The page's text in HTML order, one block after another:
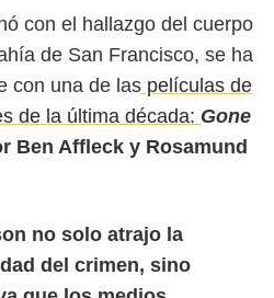
con el hallazgo del cuerpo
de San Francisco, se ha
con una de las películas de
de la última década: Gone
Ben Affleck y Rosamund
no solo atrajo la
del crimen, sino